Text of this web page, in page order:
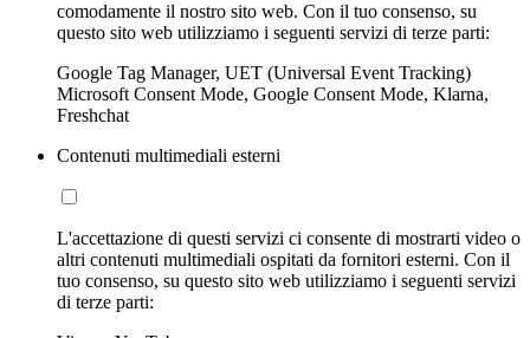
comodamente il nostro sito web. Con il tuo consenso, su
questo sito web utilizziamo i seguenti servizi di terze parti:
Google Tag Manager, UET (Universal Event Tracking)
Microsoft Consent Mode, Google Consent Mode, Klarna,
Freshchat
Contenuti multimediali esterni
L'accettazione di questi servizi ci consente di mostrarti video o
altri contenuti multimediali ospitati da fornitori esterni. Con il
tuo consenso, su questo sito web utilizziamo i seguenti servizi
di terze parti: